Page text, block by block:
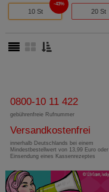
10 St
43%
20 St
0800-10 11 422
gebührenfreie Rufnummer
Versandkostenfrei
innerhalb Deutschlands bei einem
Mindestbestellwert von 13,99 Euro
Einsendung eines Kassenrezeptes